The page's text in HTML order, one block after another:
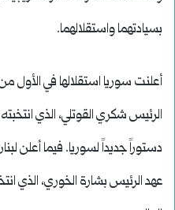
بسيادتهما واستقلالهما.
الرئيس شكري القوتلي، الذي
عهد الرئيس بشارة الخوري، الذي